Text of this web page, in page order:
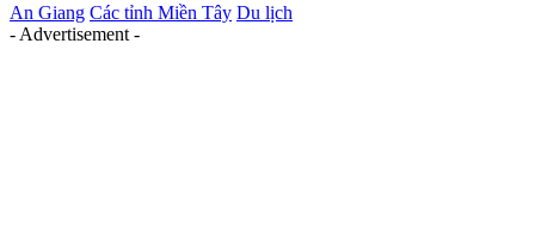
An Giang Các tỉnh Miền Tây Du lịch
- Advertisement -